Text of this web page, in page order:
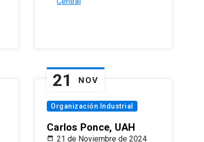
21 NOV
Organización Industrial
Carlos Ponce, UAH
21 de Noviembre de 2024